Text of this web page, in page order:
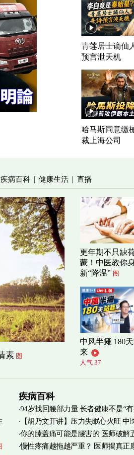
青莲居士谪仙
预言泄天机
哈马斯同意缴
裁上海公司
疾病百科 | 健康生活 | 直播
素 图
更年期不只缺
蒙！中医教你
新“降温” 图
中风半瘫 180
来
人气 37
疾病百科
94岁找回腰部力量 长者健康不是“
【胡乃文开讲】压力失眠心火旺 中
自救
你的膝盖痛可能是腰害的 医师破解
图
慢性疼痛越拖越严重？ 医师揭真正